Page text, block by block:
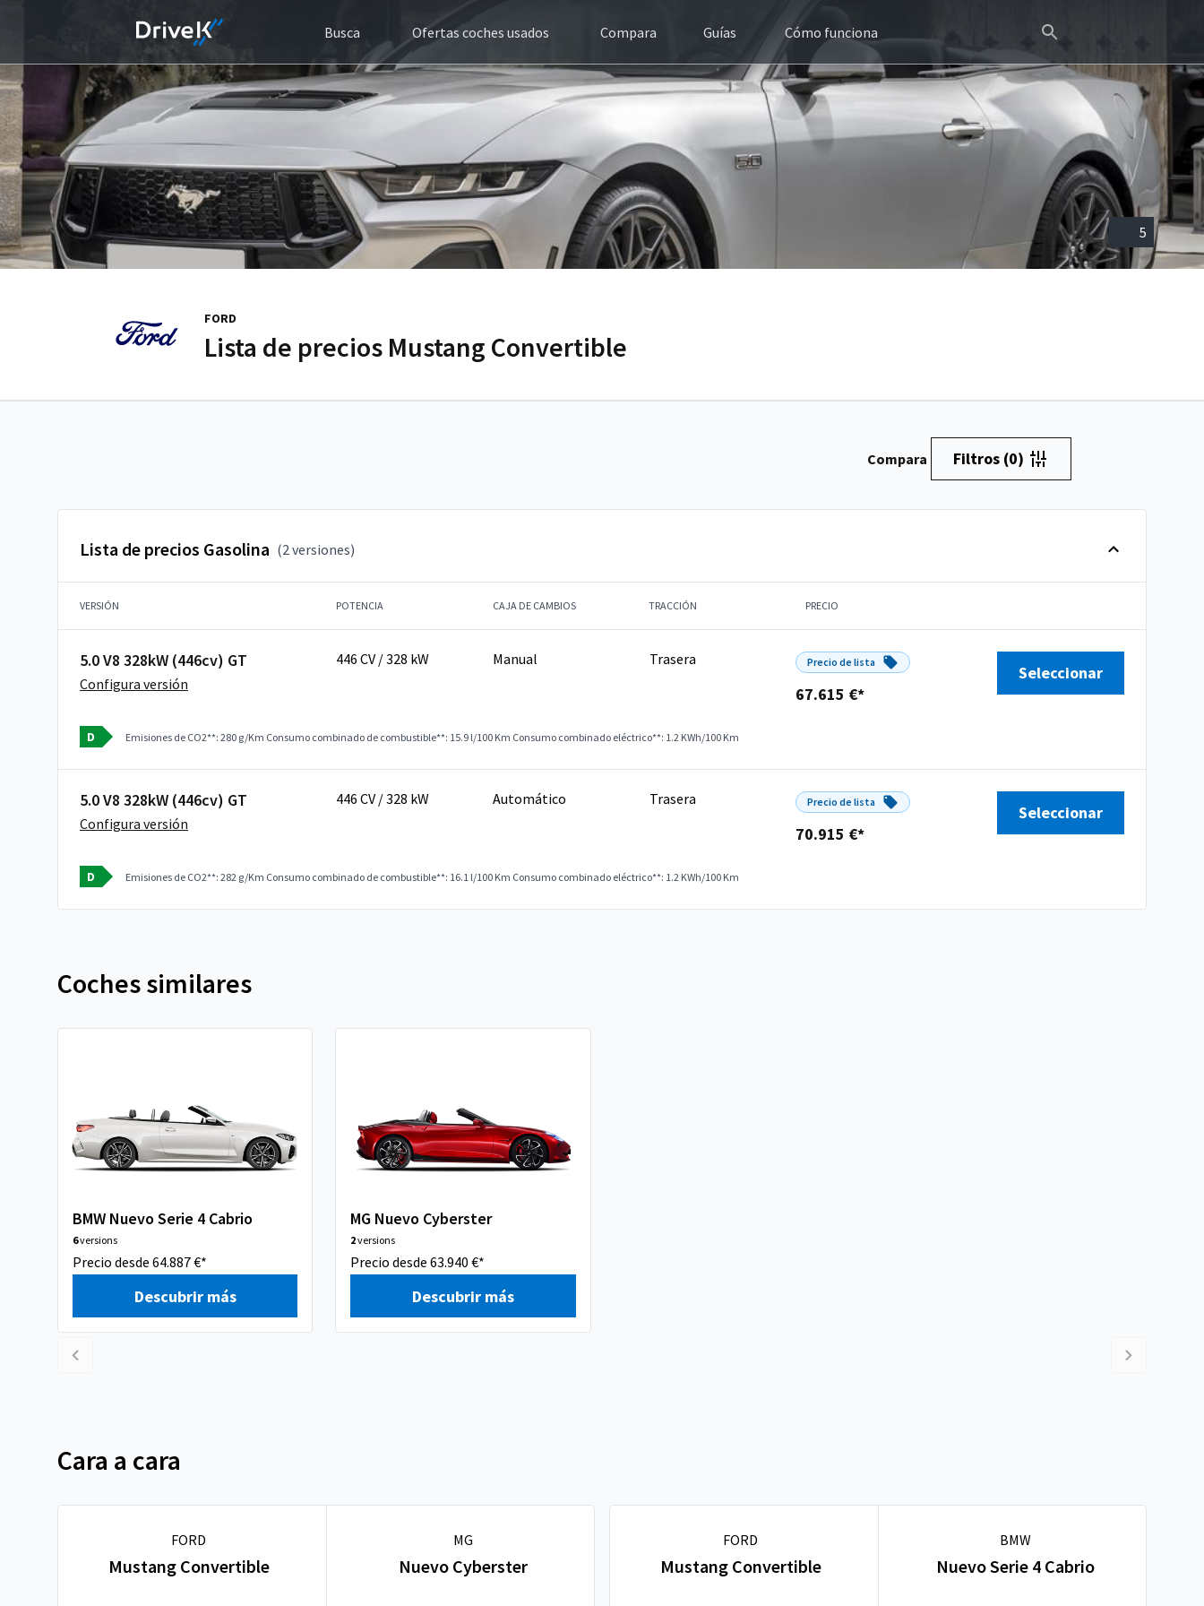
Busca Ofertas coches usados Compara Guías Cómo funciona
5
FORD
Lista de precios Mustang Convertible
Compara Filtros (0)
Lista de precios Gasolina (2 versiones)
VERSIÓN POTENCIA CAJA DE CAMBIOS TRACCIÓN PRECIO
5.0 V8 328kW (446cv) GT
Configura versión
446 CV / 328 kW Manual Trasera Precio de lista
67.615 €*
Seleccionar
D Emisiones de CO2**: 280 g/Km Consumo combinado de combustible**: 15.9 l/100 Km Consumo combinado eléctrico**: 1.2 KWh/100 Km
5.0 V8 328kW (446cv) GT
Configura versión
446 CV / 328 kW Automático Trasera Precio de lista
70.915 €*
Seleccionar
D Emisiones de CO2**: 282 g/Km Consumo combinado de combustible**: 16.1 l/100 Km Consumo combinado eléctrico**: 1.2 KWh/100 Km
Coches similares
BMW Nuevo Serie 4 Cabrio
6versions
Precio desde 64.887 €*
Descubrir más
MG Nuevo Cyberster
2versions
Precio desde 63.940 €*
Descubrir más
Cara a cara
FORD
Mustang Convertible
MG
Nuevo Cyberster
FORD
Mustang Convertible
BMW
Nuevo Serie 4 Cabrio